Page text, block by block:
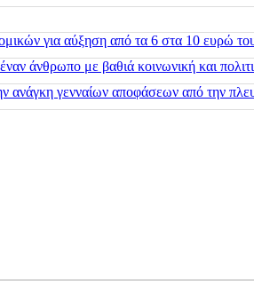
για αύξηση από τα 6 στα 10 ευρώ
άνθρωπο με βαθιά κοινωνική και
ανάγκη γενναίων αποφάσεων από την